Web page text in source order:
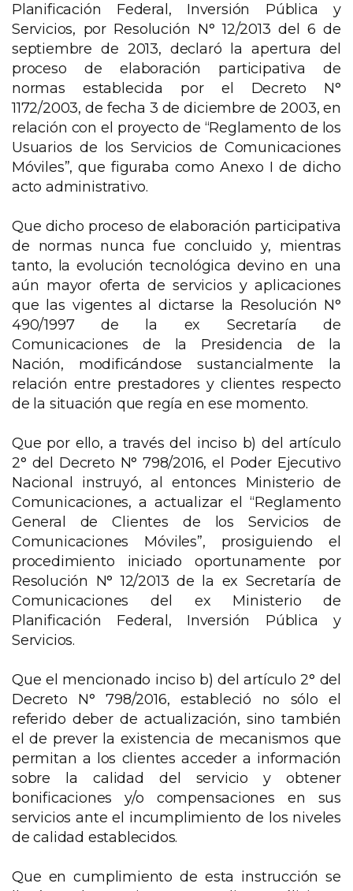
Planificación Federal, Inversión Pública y
Servicios, por Resolución N° 12/2013 del 6 de
septiembre de 2013, declaró la apertura del
proceso de elaboración participativa de
normas establecida por el Decreto N°
1172/2003, de fecha 3 de diciembre de 2003, en
relación con el proyecto de “Reglamento de los
Usuarios de los Servicios de Comunicaciones
Móviles”, que figuraba como Anexo I de dicho
acto administrativo.
Que dicho proceso de elaboración participativa
de normas nunca fue concluido y, mientras
tanto, la evolución tecnológica devino en una
aún mayor oferta de servicios y aplicaciones
que las vigentes al dictarse la Resolución N°
490/1997 de la ex Secretaría de
Comunicaciones de la Presidencia de la
Nación, modificándose sustancialmente la
relación entre prestadores y clientes respecto
de la situación que regía en ese momento.
Que por ello, a través del inciso b) del artículo
2° del Decreto N° 798/2016, el Poder Ejecutivo
Nacional instruyó, al entonces Ministerio de
Comunicaciones, a actualizar el “Reglamento
General de Clientes de los Servicios de
Comunicaciones Móviles”, prosiguiendo el
procedimiento iniciado oportunamente por
Resolución N° 12/2013 de la ex Secretaría de
Comunicaciones del ex Ministerio de
Planificación Federal, Inversión Pública y
Servicios.
Que el mencionado inciso b) del artículo 2° del
Decreto N° 798/2016, estableció no sólo el
referido deber de actualización, sino también
el de prever la existencia de mecanismos que
permitan a los clientes acceder a información
sobre la calidad del servicio y obtener
bonificaciones y/o compensaciones en sus
servicios ante el incumplimiento de los niveles
de calidad establecidos.
Que en cumplimiento de esta instrucción se